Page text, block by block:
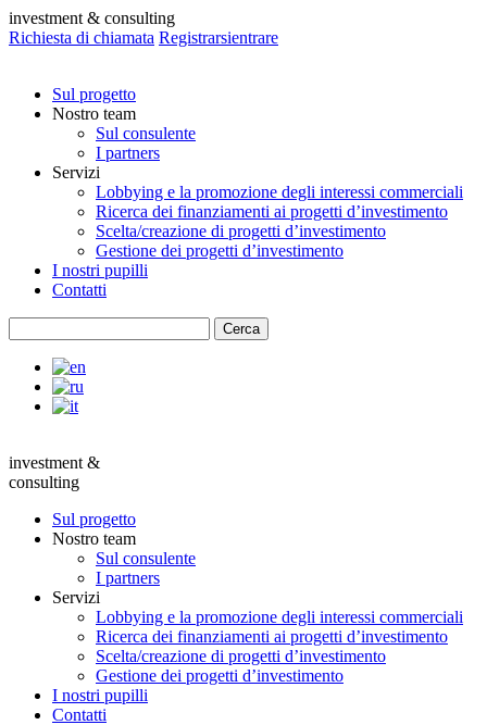
investment & consulting
Richiesta di chiamata Registrarsientrare
Sul progetto
Nostro team
Sul consulente
I partners
Servizi
Lobbying e la promozione degli interessi commerciali
Ricerca dei finanziamenti ai progetti d’investimento
Scelta/creazione di progetti d’investimento
Gestione dei progetti d’investimento
I nostri pupilli
Contatti
investment &
consulting
Sul progetto
Nostro team
Sul consulente
I partners
Servizi
Lobbying e la promozione degli interessi commerciali
Ricerca dei finanziamenti ai progetti d’investimento
Scelta/creazione di progetti d’investimento
Gestione dei progetti d’investimento
I nostri pupilli
Contatti